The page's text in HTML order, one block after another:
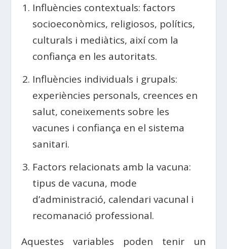
Influències contextuals: factors
socioeconòmics, religiosos, polítics,
culturals i mediàtics, així com la
confiança en les autoritats.
Influències individuals i grupals:
experiències personals, creences en
salut, coneixements sobre les
vacunes i confiança en el sistema
sanitari.
Factors relacionats amb la vacuna:
tipus de vacuna, mode
d’administració, calendari vacunal i
recomanació professional.
Aquestes variables poden tenir un